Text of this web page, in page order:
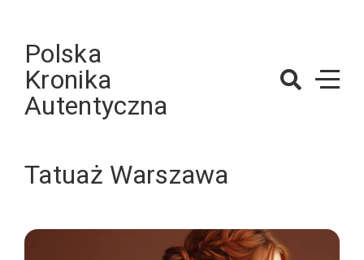
contentPolska
Kronika
Autentyczna
Tatuaż Warszawa